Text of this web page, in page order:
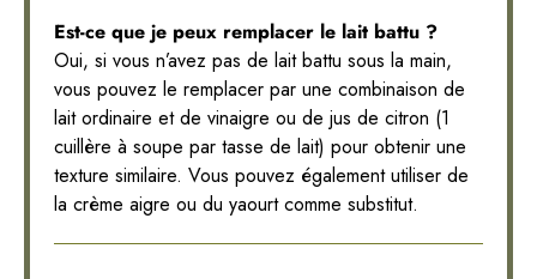
Est-ce que je peux remplacer le lait battu ?
Oui, si vous n’avez pas de lait battu sous la main,
vous pouvez le remplacer par une combinaison de
lait ordinaire et de vinaigre ou de jus de citron (1
cuillère à soupe par tasse de lait) pour obtenir une
texture similaire. Vous pouvez également utiliser de
la crème aigre ou du yaourt comme substitut.